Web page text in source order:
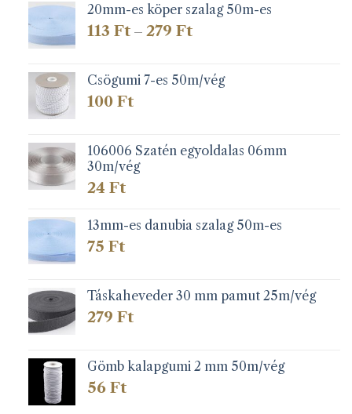
20mm-es köper szalag 50m-es
113 Ft – 279 FtÁrtartomány:
279 Ft
Csögumi 7-es 50m/vég
100 Ft
106006 Szatén egyoldalas 06mm
30m/vég
24 Ft
13mm-es danubia szalag 50m-es
75 Ft
Táskaheveder 30 mm pamut 25m/vég
279 Ft
Gömb kalapgumi 2 mm 50m/vég
56 Ft